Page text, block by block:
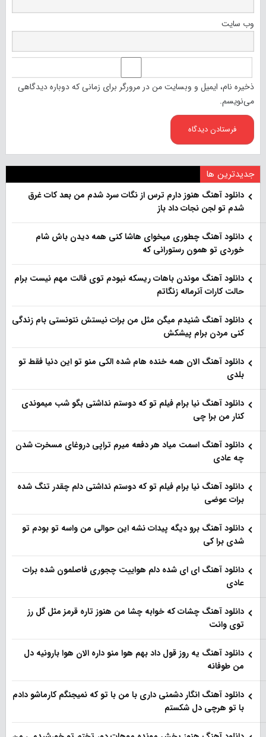
وب‌ سایت
ذخیره نام، ایمیل و وبسایت من در مرورگر برای زمانی که دوباره دیدگاهی
می‌نویسم.
جدیدترین ها
دانلود آهنگ هنو‌ز دارم ترس از نگات سرد شدم من بعد کات غرق
شدم تو لجن نجات داد باز
دانلود آهنگ چطوری میخوای هاشا کنی همه دیدن باش شام
خوردی تو همون رستورانی که
دانلود آهنگ موندن باهات ریسکه نبودم توی فالت مهم نیست برام
حالت کارات آنرماله زنگاتم
دانلود آهنگ شنیدم میگن مثل من برات نیستش نتونستی بام زندگی
کنی مردن برام پیشکش
دانلود آهنگ الان همه خنده هام شده الکی منو تو این دنیا فقط تو
بلدی
دانلود آهنگ نیا برام فیلم تو‌ که دوستم نداشتی بگو شب میموندی
کنار من برا چی
دانلود آهنگ اسمت میاد هر دفعه میرم تراپی دروغای مسخرت شدن
چه عادی
دانلود آهنگ نیا برام فیلم تو‌ که دوستم نداشتی دلم چقدر تنگ شده
برات عوضی
دانلود آهنگ برو دیگه پیدات نشه این حوالی من واسه تو‌ بودم تو
شدی برا کی
دانلود آهنگ ای ای شده دلم هواییت چجوری فاصلمون شده برات
عادی
دانلود آهنگ چشات که خوابه چشا من هنوز تاره قرمز مثل گل رز
توی وانت
دانلود آهنگ یه روز قول داد بهم هوا منو داره الان هوا بارونیه دل
من طوفانه
دانلود آهنگ انگار دشمنی داری با من با تو که نمیجنگم کارماشو دادم
با تو هرچی دل شکستم